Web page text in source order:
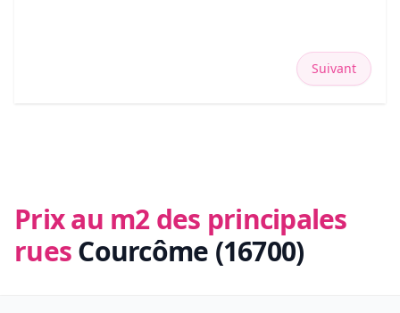
Suivant
Prix au m2 des principales
ruesCourcôme (16700)